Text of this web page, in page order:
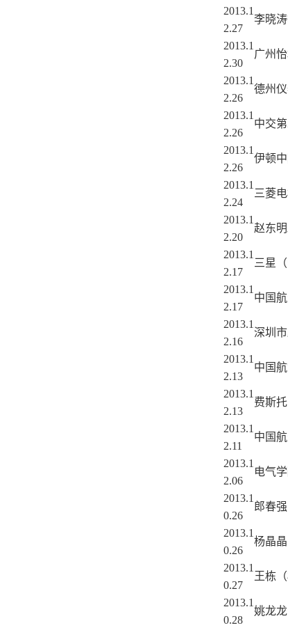
2013.1
2.27
李晓
2013.1
2.30
广州
2013.1
2.26
德州
2013.1
2.26
中交
2013.1
2.26
伊顿
2013.1
2.24
三菱
2013.1
2.20
赵东
2013.1
2.17
三星
2013.1
2.17
中国
2013.1
2.16
深圳
2013.1
2.13
中国
2013.1
2.13
费斯
2013.1
2.11
中国
2013.1
2.06
电气
2013.1
0.26
郎春
2013.1
0.26
杨晶
2013.1
0.27
王栋
2013.1
0.28
姚龙